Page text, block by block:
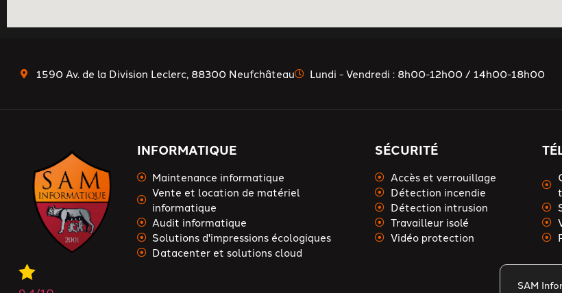
1590 Av. de la Division Leclerc, 88300 Neufchâteau Lundi - Vendredi : 8h00-12h00 / 14h00-18h00
INFORMATIQUE
Maintenance informatique
Vente et location de matériel
informatique
Audit informatique
Solutions d'impressions écologiques
Datacenter et solutions cloud
SÉCURITÉ
Accès et verrouillage
Détection incendie
Détection intrusion
Travailleur isolé
Vidéo protection
SAM